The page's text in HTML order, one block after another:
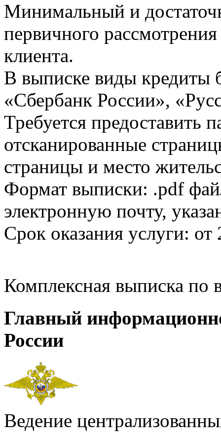
Минимальный и
первичного
клиента.
В выписке виды кредиты
«Сбербанк России»,
Требуется предоставить
отсканированные
страницы и место
Формат выписки: .pdf
электронную почту,
Срок оказания услуги: от
Комплексная выписка
Главный
России
Ведение